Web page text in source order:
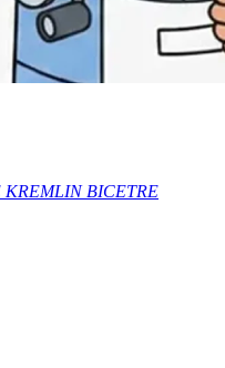
KREMLIN BICETRE